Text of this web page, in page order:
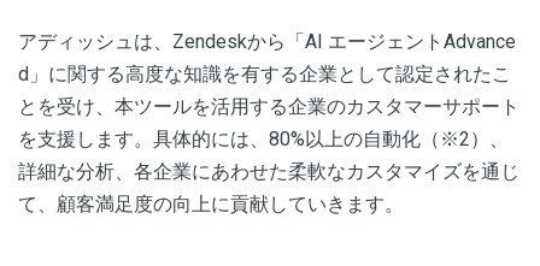
アディッシュは、Zendeskから「AI エージェントAdvance
d」に関する高度な知識を有する企業として認定されたこ
とを受け、本ツールを活用する企業のカスタマーサポート
を支援します。 具体的には、80%以上の自動化 （※2）
詳細な分析、各企業にあわせた柔軟なカスタマイズを通じ
て、顧客満足度の向上に貢献していきます。